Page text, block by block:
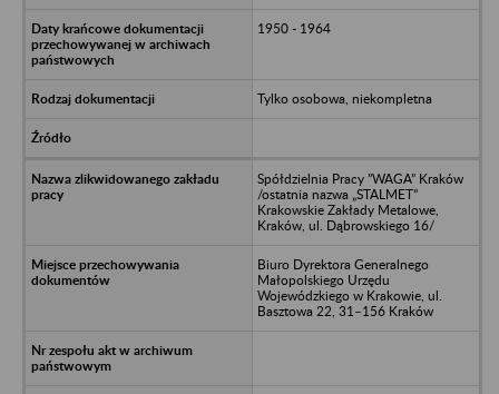
1950 - 1964
Tylko osobowa, niekompletna
Spółdzielnia Pracy ”WAGA” Kraków
/ostatnia nazwa „STALMET”
Krakowskie Zakłady Metalowe,
Kraków, ul. Dąbrowskiego 16/
Biuro Dyrektora Generalnego
Małopolskiego Urzędu
Wojewódzkiego w Krakowie, ul.
Basztowa 22, 31–156 Kraków